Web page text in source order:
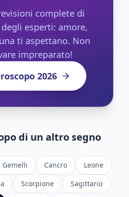
complete di
degli esperti: amore,
ti aspettano. Non
impreparato!
2026
di un altro segno
Gemelli Cancro
Leone
Scorpione
Sagittario